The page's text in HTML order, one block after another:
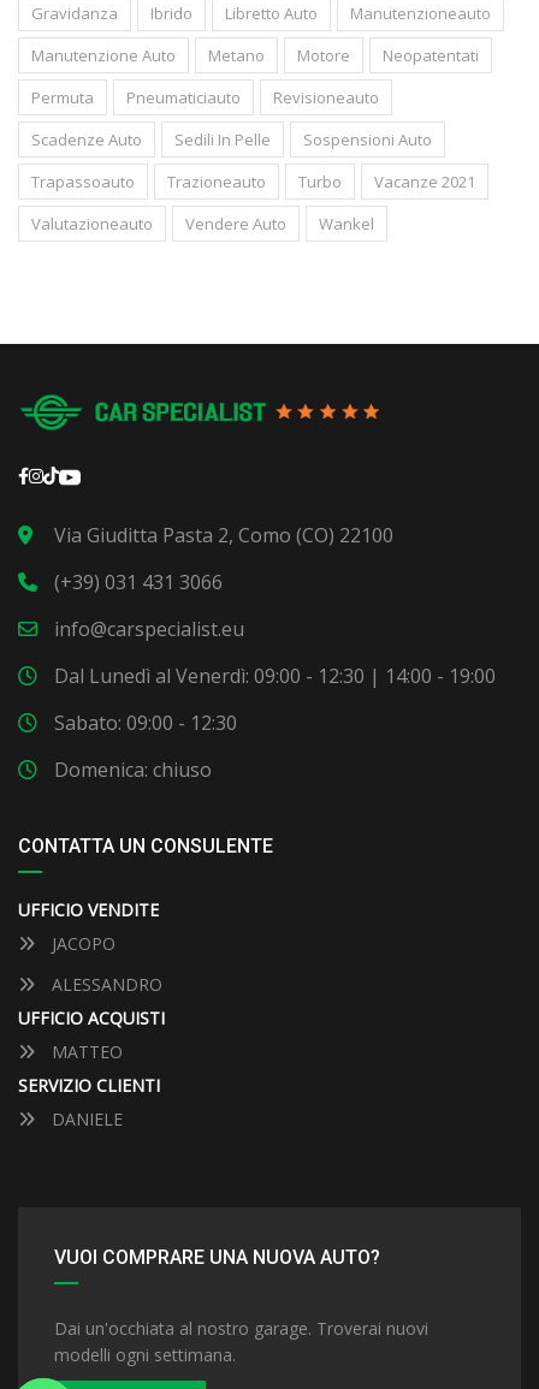
Gravidanza
Ibrido Libretto Auto
Manutenzioneauto
Manutenzione Auto
Metano Motore
Neopatentati
Permuta
Pneumaticiauto
Revisioneauto
Scadenze Auto
Sedili In Pelle
Sospensioni Auto
Trapassoauto
Trazioneauto Turbo
Vacanze 2021
Valutazioneauto
Vendere Auto Wankel
Via Giuditta Pasta 2, Como (CO) 22100
(+39) 031 431 3066
info@carspecialist.eu
Dal Lunedì al Venerdì: 09:00 - 12:30 | 14:00 - 19:00
Sabato: 09:00 - 12:30
Domenica: chiuso
CONTATTA UN CONSULENTE
UFFICIO VENDITE
JACOPO
ALESSANDRO
UFFICIO ACQUISTI
MATTEO
SERVIZIO CLIENTI
DANIELE
VUOI COMPRARE UNA NUOVA AUTO?
Dai un'occhiata al nostro garage. Troverai nuovi
modelli ogni settimana.